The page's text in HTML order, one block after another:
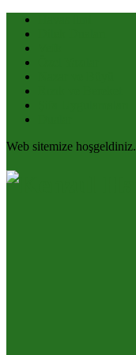
Web sitemize hoşgeldiniz.